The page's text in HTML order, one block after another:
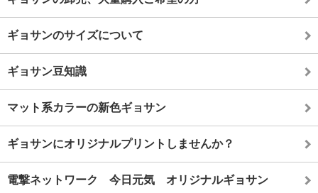
ギョサンのサイズについて
ギョサン豆知識
マット系カラーの新色ギョサン
ギョサンにオリジナルプリントしませんか？
電撃ネットワーク 今日元気 オリジナルギョサン